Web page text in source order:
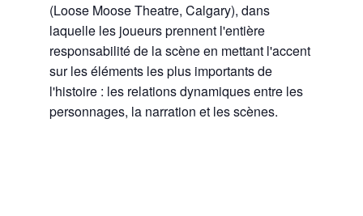
(Loose Moose Theatre, Calgary), dans
laquelle les joueurs prennent l'entière
responsabilité de la scène en mettant l'accent
sur les éléments les plus importants de
l'histoire : les relations dynamiques entre les
personnages, la narration et les scènes.